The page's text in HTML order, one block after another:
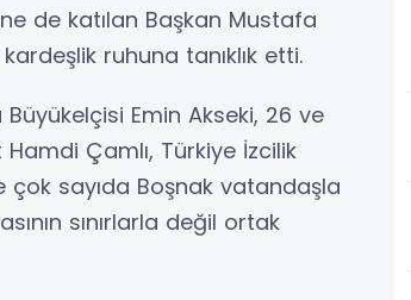
de katılan Başkan Mustafa
ruhuna tanıklık etti.
Emin Akseki, 26 ve
Çamlı, Türkiye İzcilik
çok sayıda Boşnak vatandaşla
sınırlarla değil ortak